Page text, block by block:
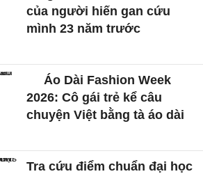
của người hiến gan cứu
mình 23 năm trước
Áo Dài Fashion Week
2026: Cô gái trẻ kể câu
chuyện Việt bằng tà áo dài
Tra cứu điểm chuẩn đại học